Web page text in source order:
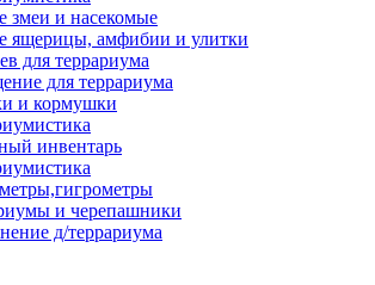
змеи и насекомые
ящерицы, амфибии и улитки
для террариума
для террариума
и кормушки
инвентарь
и черепашники
д/террариума